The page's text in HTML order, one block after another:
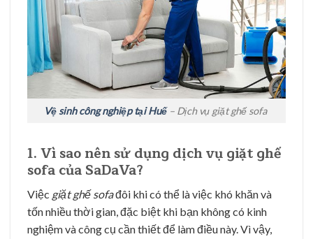
Vệ sinh công nghiệp tại Huế– Dịch vụ giặt ghế sofa
1. Vì sao nên sử dụng dịch vụ giặt ghế
sofa của SaDaVa?
Việc giặt ghế sofađôi khi có thể là việc khó khăn và
tốn nhiều thời gian, đặc biệt khi bạn không có kinh
nghiệm và công cụ cần thiết để làm điều này. Vì vậy,